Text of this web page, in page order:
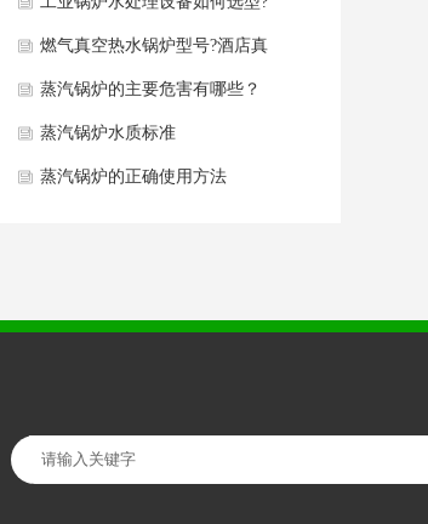
燃气真空热水锅炉型号?酒店真
空热水锅炉如何选型？
蒸汽锅炉的主要危害有哪些？
蒸汽锅炉水质标准
蒸汽锅炉的正确使用方法